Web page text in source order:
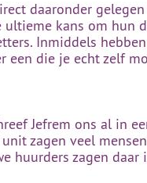
daaronder gelegen
ultieme kans om hun
Inmiddels
die je echt zelf
Jefrem ons al in
zagen veel
huurders zagen daar